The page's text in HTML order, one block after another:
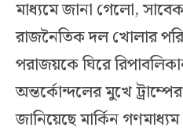
মাধ্যমে জানা গেলো,
রাজনৈতিক দল খোলার
পরাজয়কে ঘিরে
অন্তর্কোন্দলের মুখে
জানিয়েছে মার্কিন